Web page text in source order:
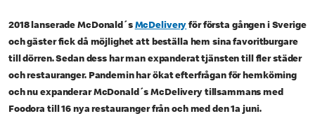
2018 lanserade McDonald´s McDelivery för första gången i Sverige
och gäster fick då möjlighet att beställa hem sina favoritburgare
till dörren. Sedan dess har man expanderat tjänsten till fler städer
och restauranger. Pandemin har ökat efterfrågan för hemkörning
och nu expanderar McDonald´s McDelivery tillsammans med
Foodora till 16 nya restauranger från och med den 1a juni.